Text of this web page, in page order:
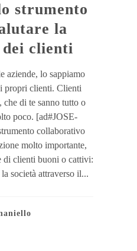
la
clienti
aziende, lo sappiamo
propri clienti. Clienti
che di te sanno tutto o
poco. [ad#JOSE-
collaborativo
molto importante,
di clienti buoni o cattivi:
società attraverso il...